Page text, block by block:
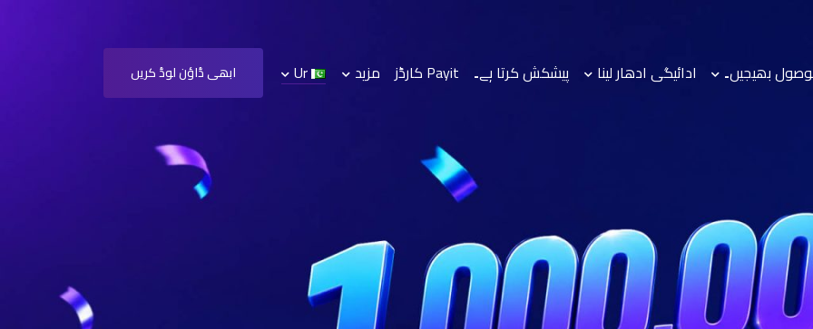
بھیجیں۔ ادائیگی ادھار لینا پیشکش کرتا ہے۔ Payit کارڈز مزید Ur ابھی ڈاؤن لوڈ کریں